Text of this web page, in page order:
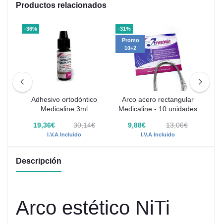
Productos relacionados
-36%
Adhesivo ortodóntico
Medicaline 3ml
19,36€ 30,14€
I.V.A Incluido
-31%
Promo
10+2
Arco acero rectangular
Medicaline - 10 unidades
9,88€ 13,06€
I.V.A Incluido
Descripción
Arco estético NiTi